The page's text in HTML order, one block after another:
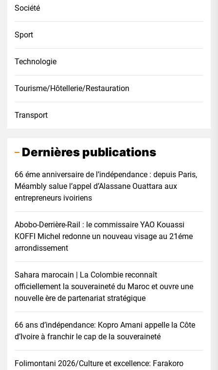
Société
Sport
Technologie
Tourisme/Hôtellerie/Restauration
Transport
Dernières publications
66 éme anniversaire de l’indépendance : depuis Paris,
Méambly salue l’appel d’Alassane Ouattara aux
entrepreneurs ivoiriens
Abobo-Derrière-Rail : le commissaire YAO Kouassi
KOFFI Michel redonne un nouveau visage au 21éme
arrondissement
Sahara marocain | La Colombie reconnaît
officiellement la souveraineté du Maroc et ouvre une
nouvelle ère de partenariat stratégique
66 ans d’indépendance: Kopro Amani appelle la Côte
d’Ivoire à franchir le cap de la souveraineté
Folimontani 2026/Culture et excellence: Farakoro